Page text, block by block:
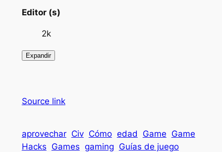
Editor (s)
2k
Expandir
Source link
aprovechar Civ Cómo edad Game Game
Hacks Games gaming Guías de juego